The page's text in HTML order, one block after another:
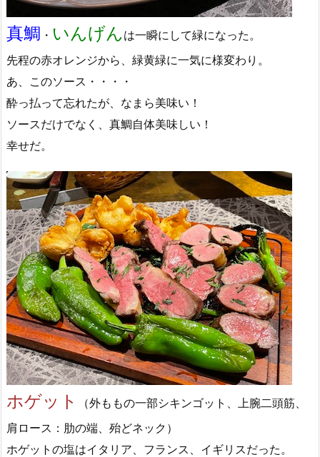
真鯛 ・ いんげん は一瞬にして緑になった。
先程の赤オレンジから、緑黄緑に一気に様変わり。
あ、このソース・・・・
酔っ払って忘れたが、なまら美味い！
ソースだけでなく、真鯛自体美味しい！
幸せだ。
ホゲット
（外ももの一部シキンゴット、上腕二頭筋、
肩ロース：肋の端、殆どネック）
ホゲットの塩はイタリア、フランス、イギリスだった。